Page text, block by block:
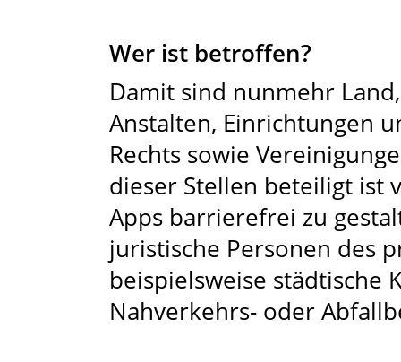
Wer ist betroffen?
Damit sind nunmehr
Anstalten, Einrichtungen
Rechts sowie
dieser Stellen beteiligt ist
Apps barrierefrei zu
juristische Personen des
beispielsweise städtische
Nahverkehrs- oder